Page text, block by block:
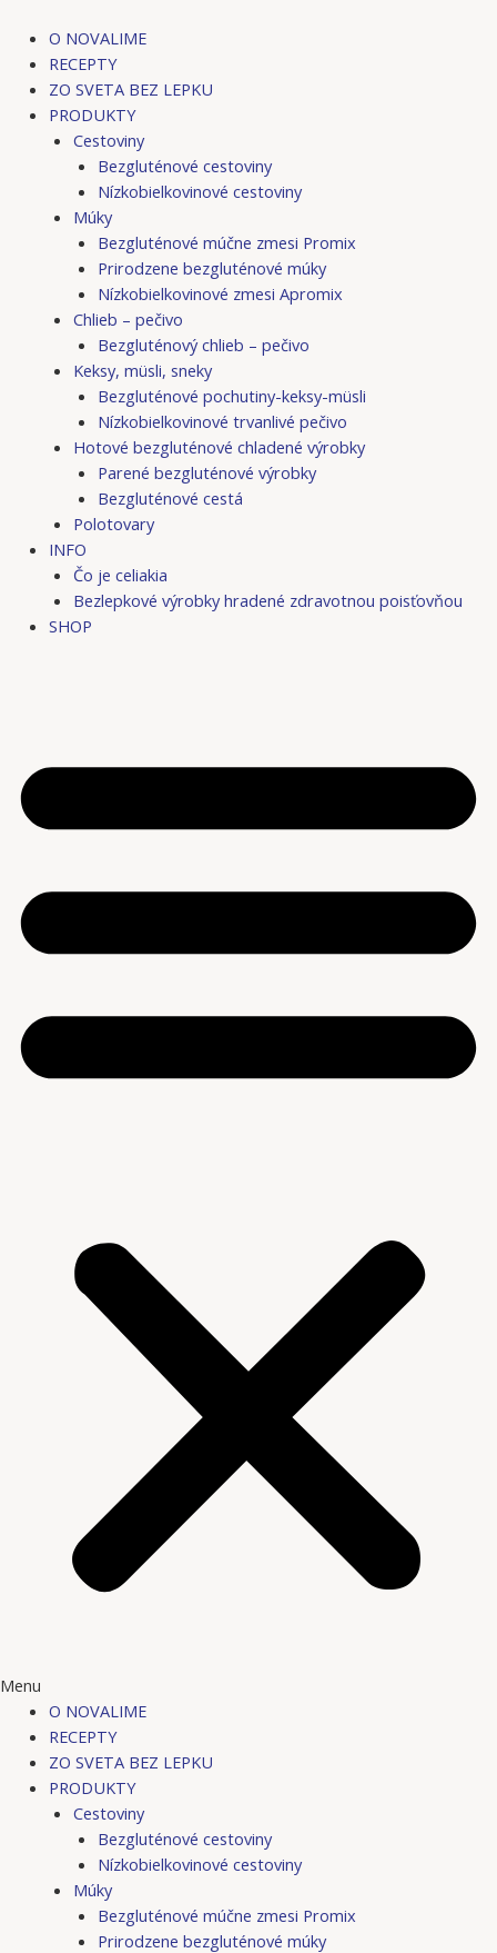
obsah
O NOVALIME
RECEPTY
ZO SVETA BEZ LEPKU
PRODUKTY
Cestoviny
Bezgluténové cestoviny
Nízkobielkovinové cestoviny
Múky
Bezgluténové múčne zmesi Promix
Prirodzene bezgluténové múky
Nízkobielkovinové zmesi Apromix
Chlieb – pečivo
Bezgluténový chlieb – pečivo
Keksy, müsli, sneky
Bezgluténové pochutiny-keksy-müsli
Nízkobielkovinové trvanlivé pečivo
Hotové bezgluténové chladené výrobky
Parené bezgluténové výrobky
Bezgluténové cestá
Polotovary
INFO
Čo je celiakia
Bezlepkové výrobky hradené zdravotnou poisťovňou
SHOP
Menu
O NOVALIME
RECEPTY
ZO SVETA BEZ LEPKU
PRODUKTY
Cestoviny
Bezgluténové cestoviny
Nízkobielkovinové cestoviny
Múky
Bezgluténové múčne zmesi Promix
Prirodzene bezgluténové múky
navigation
navigation
navigation
navigation